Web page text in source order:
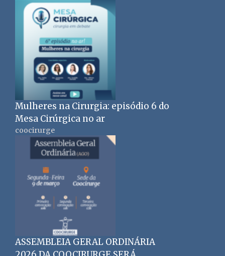
Mulheres na Cirurgia: episódio 6 do
Mesa Cirúrgica no ar
coocirurge
ASSEMBLEIA GERAL ORDINÁRIA